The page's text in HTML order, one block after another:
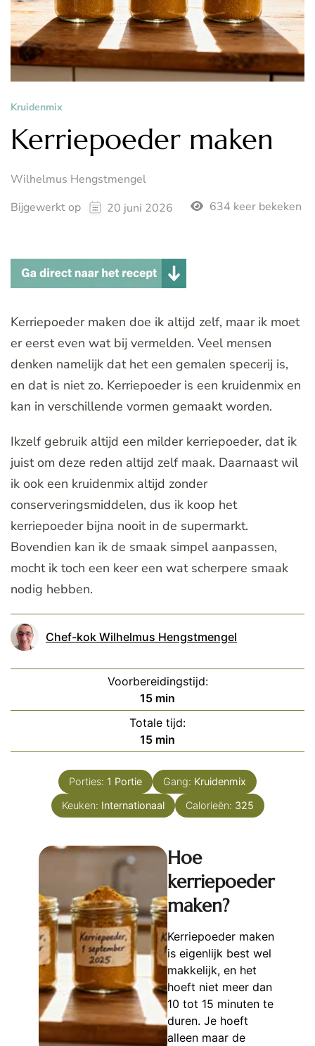
Kruidenmix
Kerriepoeder maken
Wilhelmus Hengstmengel
Bijgewerkt op
20 juni 2026 634 keer bekeken
Kerriepoeder maken doe ik altijd zelf, maar ik moet
er eerst even wat bij vermelden. Veel mensen
denken namelijk dat het een gemalen specerij is,
en dat is niet zo. Kerriepoeder is een kruidenmix en
kan in verschillende vormen gemaakt worden.
Ikzelf gebruik altijd een milder kerriepoeder, dat ik
juist om deze reden altijd zelf maak. Daarnaast wil
ik ook een kruidenmix altijd zonder
conserveringsmiddelen, dus ik koop het
kerriepoeder bijna nooit in de supermarkt.
Bovendien kan ik de smaak simpel aanpassen,
mocht ik toch een keer een wat scherpere smaak
nodig hebben.
Chef-kok Wilhelmus Hengstmengel
Voorbereidingstijd:
15minuten
min
Totale tijd:
15minuten
min
Porties: 1 Portie Gang: Kruidenmix
Keuken: Internationaal Calorieën: 325
Hoe
kerriepoeder
maken?
Kerriepoeder maken
is eigenlijk best wel
makkelijk, en het
hoeft niet meer dan
10 tot 15 minuten te
duren. Je hoeft
alleen maar de